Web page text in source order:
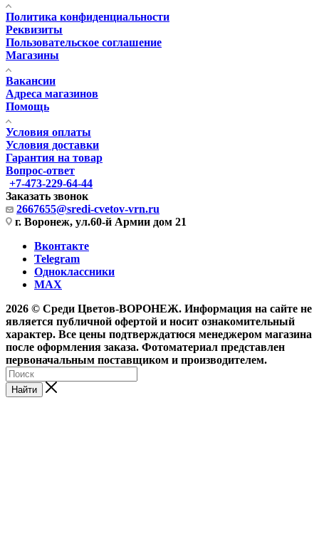
Политика конфиденциальности
Реквизиты
Пользовательское соглашение
Магазины
Вакансии
Адреса магазинов
Помощь
Условия оплаты
Условия доставки
Гарантия на товар
Вопрос-ответ
+7-473-229-64-44
Заказать звонок
2667655@sredi-cvetov-vrn.ru
г. Воронеж, ул.60-й Армии дом 21
Вконтакте
Telegram
Одноклассники
MAX
2026 © Среди Цветов-ВОРОНЕЖ. Информация на сайте не
является публичной офертой и носит ознакомительный
характер. Все цены подтверждатюся менеджером магазина
после оформления заказа. Фотоматериал представлен
первоначальным поставщиком и производителем.
Найти